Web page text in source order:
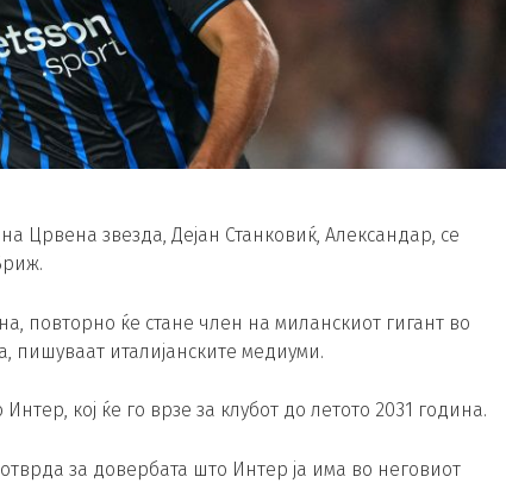
Црвена звезда, Дејан Станковиќ, Александар, се
повторно ќе стане член на миланскиот гигант во
пишуваат италијанските медиуми.
кој ќе го врзе за клубот до летото 2031 година.
за довербата што Интер ја има во неговиот